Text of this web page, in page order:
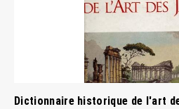
Dictionnaire historique de l'art